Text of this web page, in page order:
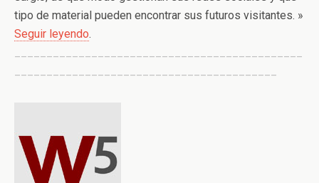
tipo de material pueden encontrar sus futuros visitantes. »
Seguir leyendo.